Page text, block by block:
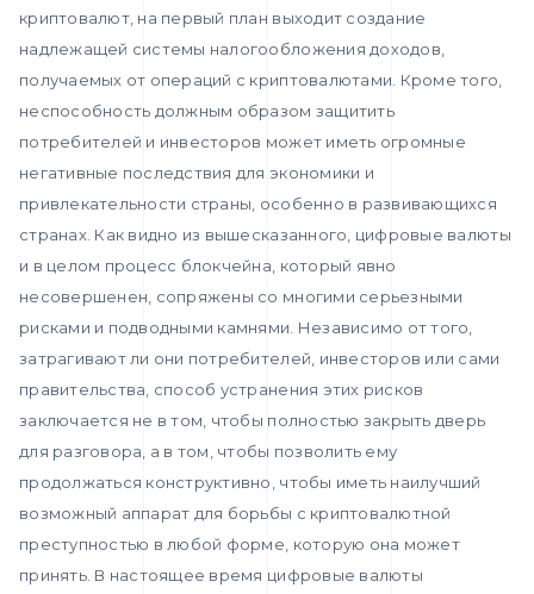
криптовалют, на первый план выходит создание
надлежащей системы налогообложения доходов,
получаемых от операций с криптовалютами. Кроме того,
неспособность должным образом защитить
потребителей и инвесторов может иметь огромные
негативные последствия для экономики и
привлекательности страны, особенно в развивающихся
странах. Как видно из вышесказанного, цифровые валюты
и в целом процесс блокчейна, который явно
несовершенен, сопряжены со многими серьезными
рисками и подводными камнями. Независимо от того,
затрагивают ли они потребителей, инвесторов или сами
правительства, способ устранения этих рисков
заключается не в том, чтобы полностью закрыть дверь
для разговора, а в том, чтобы позволить ему
продолжаться конструктивно, чтобы иметь наилучший
возможный аппарат для борьбы с криптовалютной
преступностью в любой форме, которую она может
принять. В настоящее время цифровые валюты